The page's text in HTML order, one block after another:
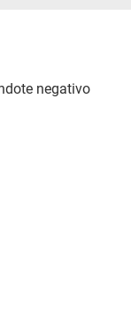
negativo